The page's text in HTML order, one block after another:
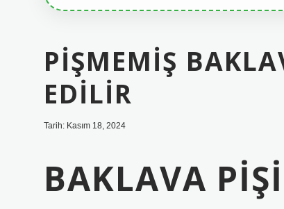
PIŞMEMIŞ
EDILIR
Tarih: Kasım 18, 2024
BAKLAVA